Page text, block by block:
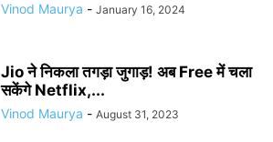
Vinod Maurya - January 16, 2024
Jio ने निकला तगड़ा जुगाड़! अब Free में चला
सकेंगे Netflix,...
Vinod Maurya - August 31, 2023